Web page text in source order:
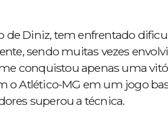
de Diniz, tem enfrentado
sendo muitas vezes
conquistou apenas uma
o Atlético-MG em um jogo
superou a técnica.